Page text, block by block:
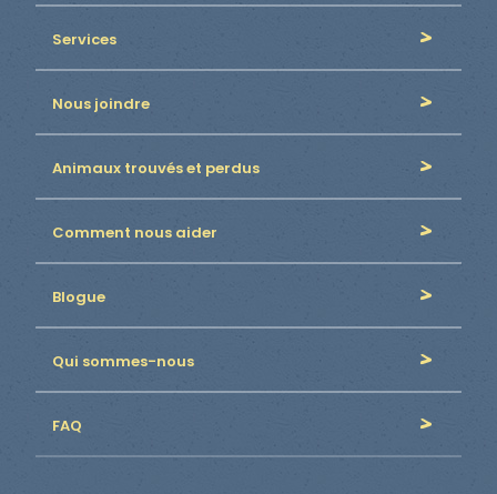
Services
Nous joindre
Animaux trouvés et perdus
Comment nous aider
Blogue
Qui sommes-nous
FAQ